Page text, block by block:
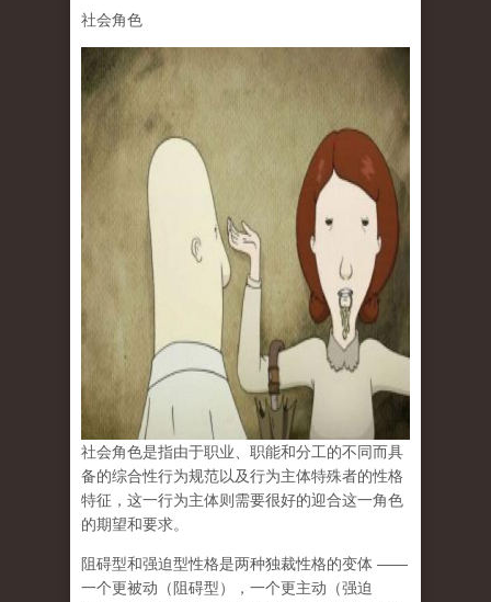
社会角色
社会角色是指由于职业、职能和分工的不同而具
备的综合性行为规范以及行为主体特殊者的性格
特征，这一行为主体则需要很好的迎合这一角色
的期望和要求。
阻碍型和强迫型性格是两种独裁性格的变体 ——
一个更被动（阻碍型），一个更主动（强迫